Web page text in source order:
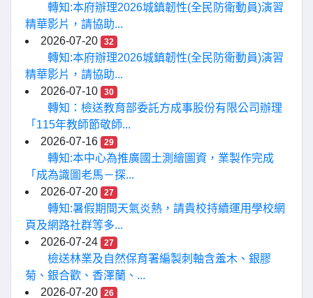
轉知:本府辦理2026城鎮韌性(全民防衛動員)演習
精華影片，請協助...
2026-07-20
32
轉知:本府辦理2026城鎮韌性(全民防衛動員)演習
精華影片，請協助...
2026-07-10
30
轉知：檢送教育部委託方成事股份有限公司辦理
「115年教師節敬師...
2026-07-16
29
轉知:本中心為推廣國土測繪圖資，業製作完成
「成為識圖老馬－探...
2026-07-20
27
轉知:暑假期間天氣炎熱，請貴校持續運用學校網
頁及網路社群等多...
2026-07-24
27
檢送林業及自然保育署編製刺軸含羞木、銀膠
菊、銀合歡、香澤蘭、...
2026-07-20
26